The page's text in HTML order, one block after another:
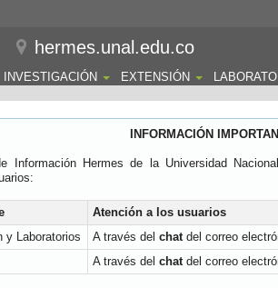
hermes.unal.edu.co
INVESTIGACIÓN EXTENSIÓN
INFORMACIÓN
Información Hermes de la Universidad
Atención a los usuarios
y Laboratorios
A través del chatdel correo
A través del chatdel correo